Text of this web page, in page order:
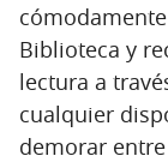
Biblioteca y
lectura a
cualquier
demorar